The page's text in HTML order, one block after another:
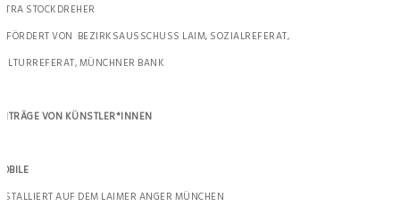
STOCKDREHER
VON BEZIRKSAUSSCHUSS LAIM, SOZIALREFERAT,
MÜNCHNER BANK
VON KÜNSTLER*INNEN
AUF DEM LAIMER ANGER MÜNCHEN